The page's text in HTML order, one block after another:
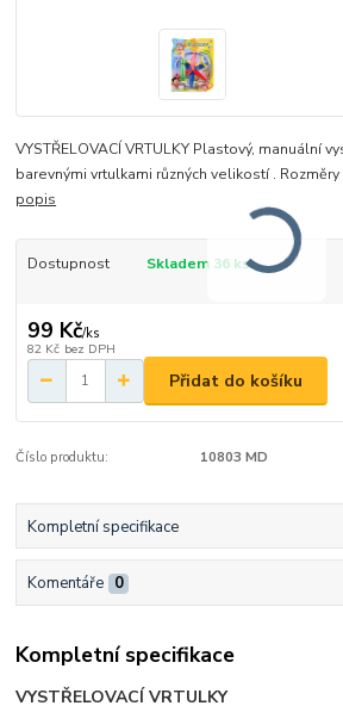
VYSTŘELOVACÍ VRTULKY Plastový, manuální
barevnými vrtulkami různých velikostí .
popis
Dostupnost Skladem 36 ks
99 Kč/ks
82 Kč bez DPH
Přidat do košíku
Číslo produktu: 10803 MD
Kompletní specifikace
Komentáře 0
Kompletní specifikace
VYSTŘELOVACÍ VRTULKY